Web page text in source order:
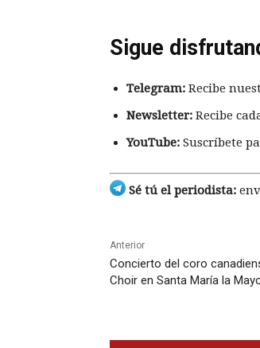
Sigue
Telegram: Recibe
Newsletter: Recibe
YouTube: Suscríbete
Sé tú el periodista:
Anterior
Concierto del coro
Choir en Santa María la